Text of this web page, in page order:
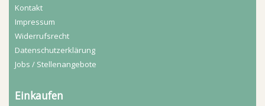
Kontakt
Impressum
Widerrufs­recht
Daten­schutz­erklärung
Jobs / Stellenangebote
Einkaufen